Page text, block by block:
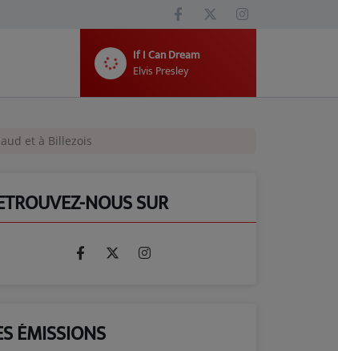
If I Can Dream
Elvis Presley
et à Billezois
NOUS SUR
ÉMISSIONS